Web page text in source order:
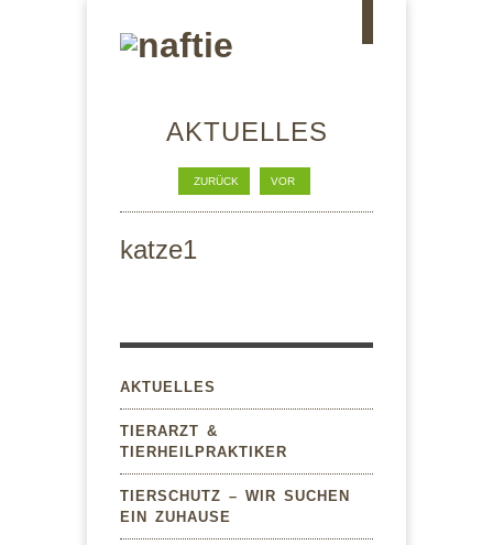
AKTUELLES
ZURÜCK VOR
katze1
AKTUELLES
TIERARZT &
TIERHEILPRAKTIKER
TIERSCHUTZ – WIR SUCHEN
EIN ZUHAUSE